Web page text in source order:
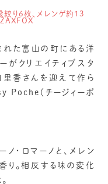
絞り6枚、メレンゲ約13
れた富山の町にある洋
がクリエイティブスタ
里香さんを迎えて作ら
Poche（チージィーポ
・ロマーノと、メレン
り。相反する味の変化